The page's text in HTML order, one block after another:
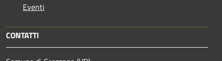
Eventi
CONTATTI